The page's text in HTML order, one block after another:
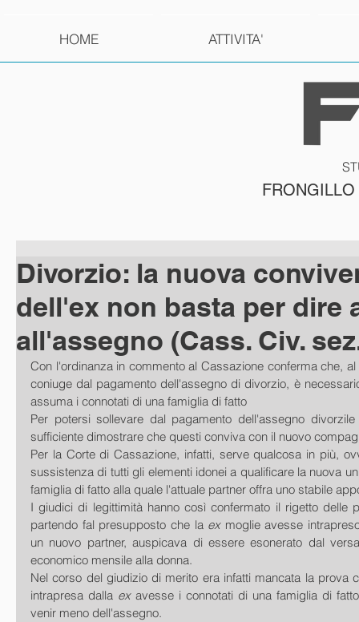
HOME ATTIVITA'
Divorzio: la nuova
dell'ex non basta per dire
all'assegno (Cass. Civ.
Con l'ordinanza in commento al Cassazione conferma che,
coniuge dal pagamento dell'assegno di divorzio, è
assuma i connotati di una famiglia di fatto
Per potersi sollevare dal pagamento dell'assegno divorzile
sufficiente dimostrare che questi conviva con il nuovo
Per la Corte di Cassazione, infatti, serve qualcosa in più,
sussistenza di tutti gli elementi idonei a qualificare la nuova
famiglia di fatto alla quale l'attuale partner offra uno stabile
I giudici di legittimità hanno così confermato il rigetto delle
partendo fal presupposto che la ex moglie avesse
un nuovo partner, auspicava di essere esonerato dal
economico mensile alla donna.
Nel corso del giudizio di merito era infatti mancata la prova
intrapresa dalla ex avesse i connotati di una famiglia di
venir meno dell'assegno.